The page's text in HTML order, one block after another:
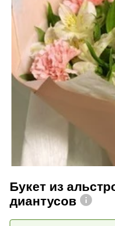
Букет из
диантусов